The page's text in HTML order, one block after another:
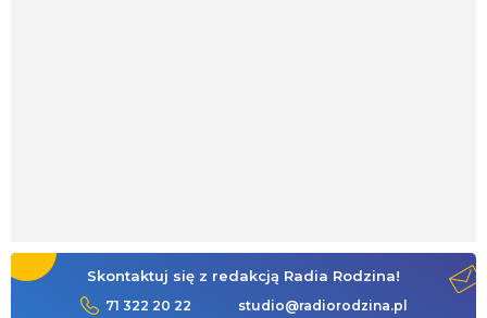
Skontaktuj się z redakcją Radia Rodzina!
71 322 20 22 studio@radiorodzina.pl